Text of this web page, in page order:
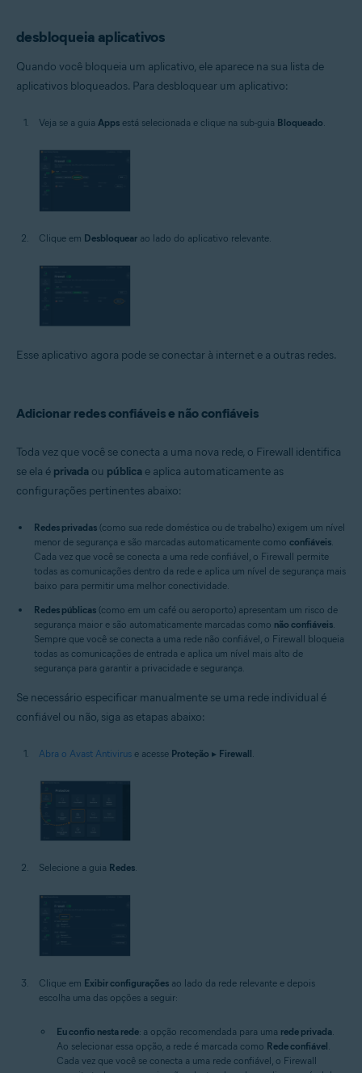
desbloqueia aplicativos
Quando você bloqueia um aplicativo, ele aparece na sua lista de
aplicativos bloqueados. Para desbloquear um aplicativo:
Veja se a guia Apps está selecionada e clique na sub-guia Bloqueado.
Clique em Desbloquear ao lado do aplicativo relevante.
Esse aplicativo agora pode se conectar à internet e a outras redes.
Adicionar redes confiáveis e não confiáveis
Toda vez que você se conecta a uma nova rede, o Firewall identifica
se ela é privada ou pública e aplica automaticamente as
configurações pertinentes abaixo:
Redes privadas (como sua rede doméstica ou de trabalho) exigem um nível
menor de segurança e são marcadas automaticamente como confiáveis.
Cada vez que você se conecta a uma rede confiável, o Firewall permite
todas as comunicações dentro da rede e aplica um nível de segurança mais
baixo para permitir uma melhor conectividade.
Redes públicas (como em um café ou aeroporto) apresentam um risco de
segurança maior e são automaticamente marcadas como não confiáveis.
Sempre que você se conecta a uma rede não confiável, o Firewall bloqueia
todas as comunicações de entrada e aplica um nível mais alto de
segurança para garantir a privacidade e segurança.
Se necessário especificar manualmente se uma rede individual é
confiável ou não, siga as etapas abaixo:
Abra o Avast Antivirus e acesse Proteção ▸ Firewall.
Selecione a guia Redes.
Clique em Exibir configurações ao lado da rede relevante e depois
escolha uma das opções a seguir:
Eu confio nesta rede: a opção recomendada para uma rede privada
Ao selecionar essa opção, a rede é marcada como Rede confiável
Cada vez que você se conecta a uma rede confiável, o Firewall